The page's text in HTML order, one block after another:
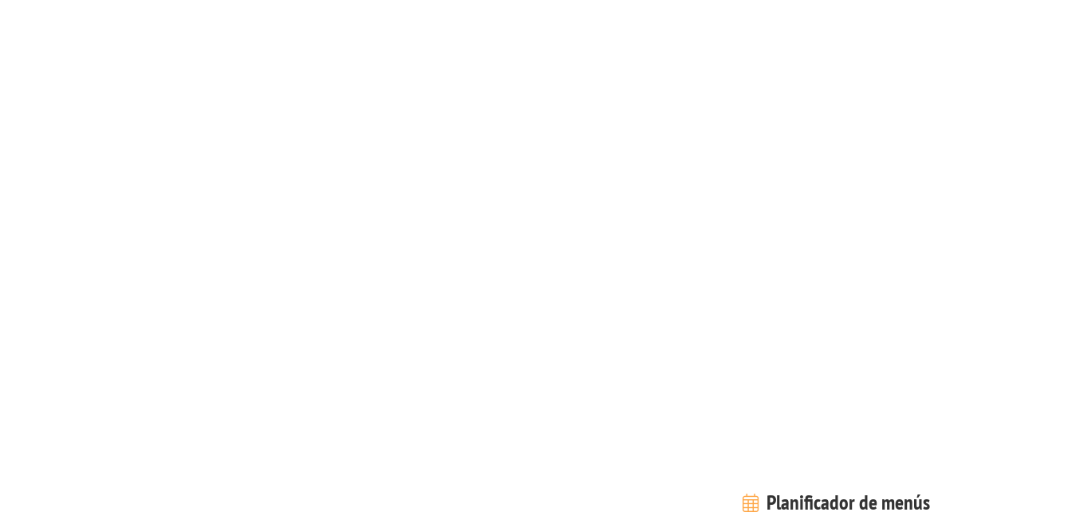
Planificador de menús